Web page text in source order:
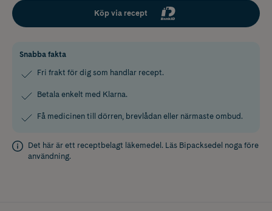
Köp via recept
Snabba fakta
Fri frakt för dig som handlar recept.
Betala enkelt med Klarna.
Få medicinen till dörren, brevlådan eller närmaste ombud.
Det här är ett receptbelagt läkemedel. Läs Bipacksedel noga före
användning.